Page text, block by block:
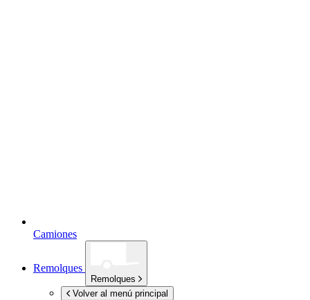
Camiones
Remolques
Remolques
Volver al menú principal